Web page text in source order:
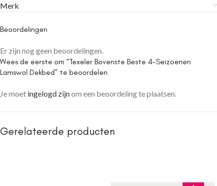
Merk
Beoordelingen
Er zijn nog geen beoordelingen.
Wees de eerste om “Texeler Bovenste Beste 4-Seizoenen
Lamswol Dekbed” te beoordelen
Je moet ingelogd zijnom een beoordeling te plaatsen.
Gerelateerde producten